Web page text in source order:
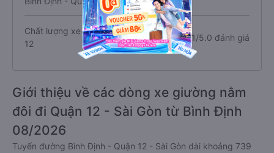
Chất lượng xe Giường nằm đôi đi Quận
12
4.1/5.0 đánh giá
Giới thiệu về các dòng xe giường nằm
đôi đi Quận 12 - Sài Gòn từ Bình Định
08/2026
Tuyến đường Bình Định - Quận 12 - Sài Gòn dài khoảng 739